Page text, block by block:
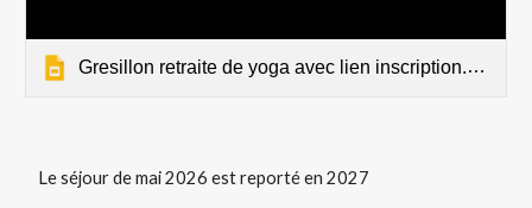
Gresillon retraite de yoga avec lien inscription.pptx
Le séjour de mai 2026 est reporté en 2027